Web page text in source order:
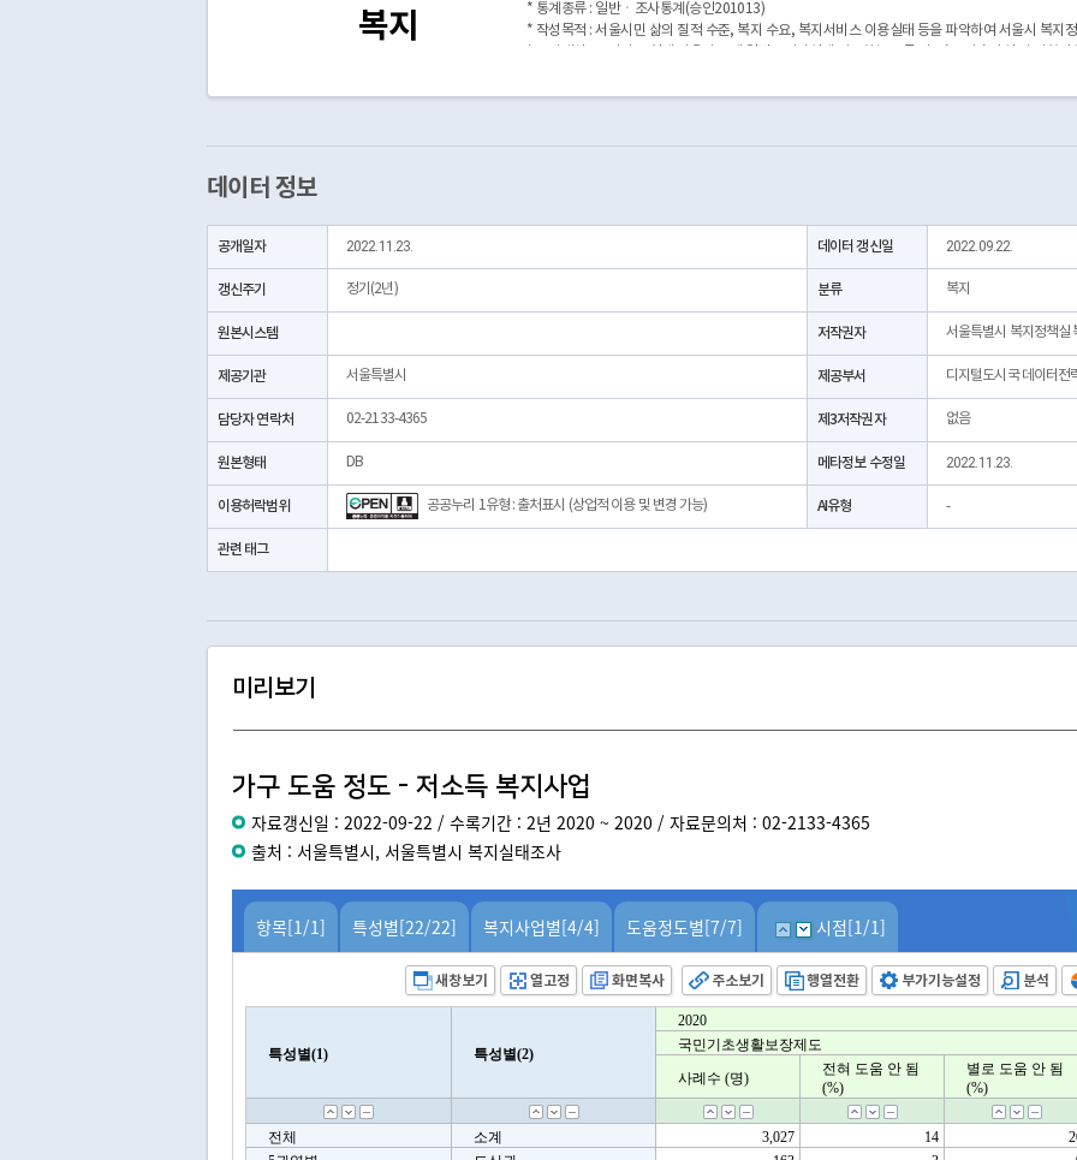
복지
* 통계종류 : 일반ㆍ조사통계(승인201013)
* 작성목적 : 서울시민 삶의 질적 수준, 복지 수요, 복지서비스 이용실태 등을 파악하여 서울시 복지
* 표본추출 방법 : 등록센서스 조사구 추출
? (B.경제활동) 근로능력 정도 등 26개 항목
? (D.식생활) 식생활 형편 등 7개 항목
? (E.사회적 관계 및 활동) 만남 및 연락빈도 등 26개 항목
? (F.복지서비스 이용) 기초생활보장급여 신청 경험 등 총 111개 항목
* 조사체계 : 서울시 ⇔ 서울연구원 ⇔ 용역기관 ⇔ 가구
* 통계간행물명 : 서울시 복지실태조사
* 공표방법 : 간행물, 인터넷 등
○ 기타
* 관련 URL : https://news.seoul.go.kr/welfare/?p=530461
데이터 정보
공개일자 2022.11.23. 데이터 갱신일 2022.09.22.
갱신주기 정기(2년) 분류 복지
원본시스템 저작권자 서울특별시 복지정책실
제공기관 서울특별시 제공부서 디지털도시국 데이터전
담당자 연락처 02-2133-4365 제3저작권자 없음
원본형태 DB 메타정보 수정일 2022.11.23.
이용허락범위 공공누리 1유형 : 출처표시 (상업적 이용 및 변경 가능) AI유형 -
관련 태그
미리보기